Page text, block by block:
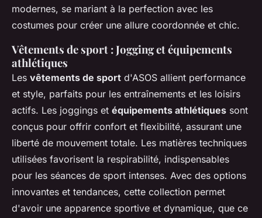
modernes, se mariant à la perfection avec les
costumes pour créer une allure coordonnée et chic.
Vêtements de sport : Jogging et équipements
athlétiques
Les vêtements de sport d'ASOS allient performance
et style, parfaits pour les entraînements et les loisirs
actifs. Les joggings et équipements athlétiques sont
conçus pour offrir confort et flexibilité, assurant une
liberté de mouvement totale. Les matières techniques
utilisées favorisent la respirabilité, indispensables
pour les séances de sport intenses. Avec des options
innovantes et tendances, cette collection permet
d'avoir une apparence sportive et dynamique, que ce